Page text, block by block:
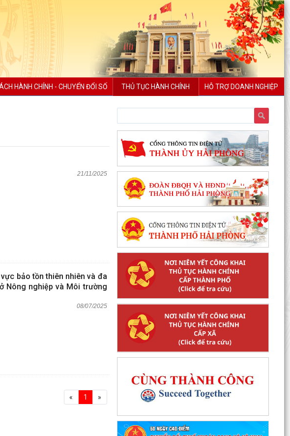
HÀNH CHÍNH - CHUYỂN ĐỔI SỐ THỦ TỤC HÀNH CHÍNH HỖ TRỢ DOANH NGHIỆP
21/11/2025
bảo tồn thiên nhiên và đa
Nông nghiệp và Môi trường
08/07/2025
« 1 »